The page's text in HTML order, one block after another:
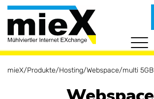
Internet
mieX Complete (Privat)
Kundencenter
mieX/Produkte/Hosting/Webspace/multi 5GB